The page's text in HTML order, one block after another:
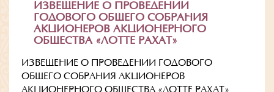
ИЗВЕЩЕНИЕ О ПРОВЕДЕНИИ
ГОДОВОГО ОБЩЕГО СОБРАНИЯ
АКЦИОНЕРОВ АКЦИОНЕРНОГО
ОБЩЕСТВА «ЛОТТЕ РАХАТ»
ИЗВЕЩЕНИЕ О ПРОВЕДЕНИИ ГОДОВОГО
ОБЩЕГО СОБРАНИЯ АКЦИОНЕРОВ
АКЦИОНЕРНОГО ОБЩЕСТВА «ЛОТТЕ РАХАТ»